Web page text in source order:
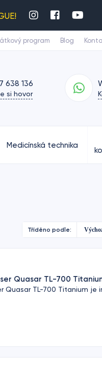
program Blog
638 136
si hovor
Medicínská technika
Tříděno podle:
Quasar TL-700
Quasar TL-700 Titanium je